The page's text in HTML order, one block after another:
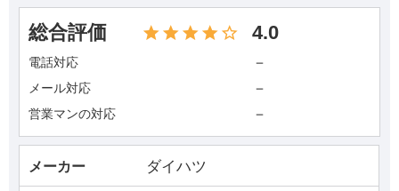
総合評価 4.0
電話対応 －
メール対応 －
営業マンの対応 －
メーカー ダイハツ